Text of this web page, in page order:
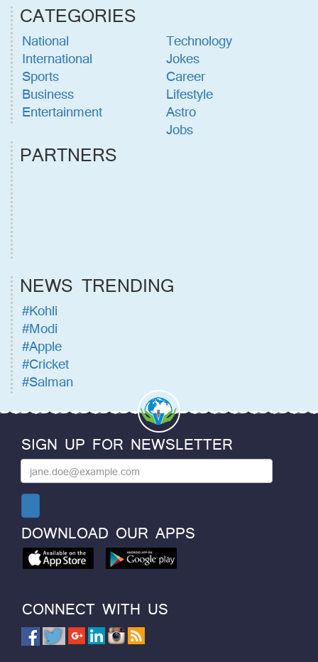
CATEGORIES
National
International
Sports
Business
Entertainment
Technology
Jokes
Career
Lifestyle
Astro
Jobs
PARTNERS
NEWS TRENDING
#Kohli
#Modi
#Apple
#Cricket
#Salman
SIGN UP FOR NEWSLETTER
DOWNLOAD OUR APPS
CONNECT WITH US